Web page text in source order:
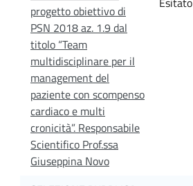
progetto obiettivo di
PSN 2018 az. 1.9 dal
titolo “Team
multidisciplinare per il
management del
paziente con scompenso
cardiaco e multi
cronicità”. Responsabile
Scientifico Prof.ssa
Giuseppina Novo